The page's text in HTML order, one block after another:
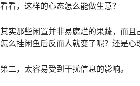
看看，这样的心态怎么能做生意？
其实那些闲置并非易腐烂的果蔬，而且
怎么挂闲鱼后反而人就变了呢？还是心
第二，太容易受到干扰信息的影响。